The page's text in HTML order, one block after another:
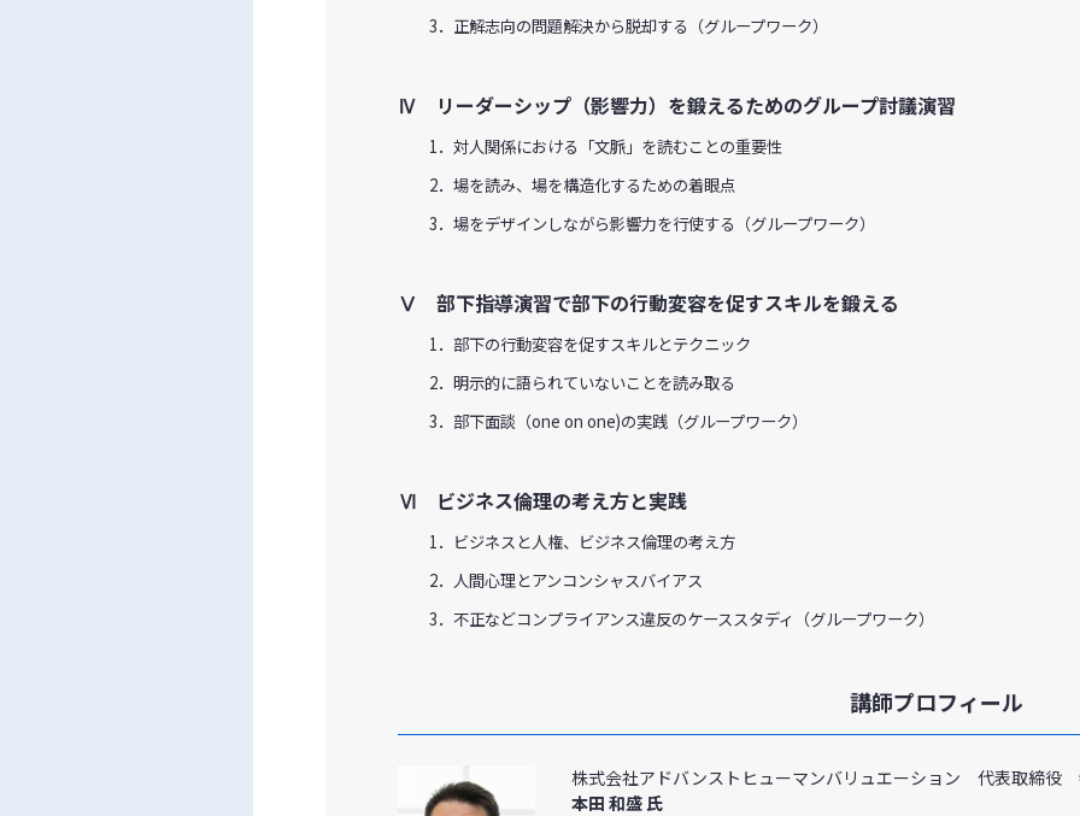
3．正解志向の問題解決から脱却する（グループワーク）
Ⅳ リーダーシップ（影響力）を鍛えるためのグループ討議演習
1．対人関係における「文脈」を読むことの重要性
2．場を読み、場を構造化するための着眼点
3．場をデザインしながら影響力を行使する（グループワーク）
Ⅴ 部下指導演習で部下の行動変容を促すスキルを鍛える
1．部下の行動変容を促すスキルとテクニック
2．明示的に語られていないことを読み取る
3．部下面談（one on one)の実践（グループワーク）
Ⅵ ビジネス倫理の考え方と実践
1．ビジネスと人権、ビジネス倫理の考え方
2．人間心理とアンコンシャスバイアス
3．不正などコンプライアンス違反のケーススタディ（グループワーク）
講師プロフィール
株式会社アドバンストヒューマンバリュエーション 代表取締
本田 和盛 氏